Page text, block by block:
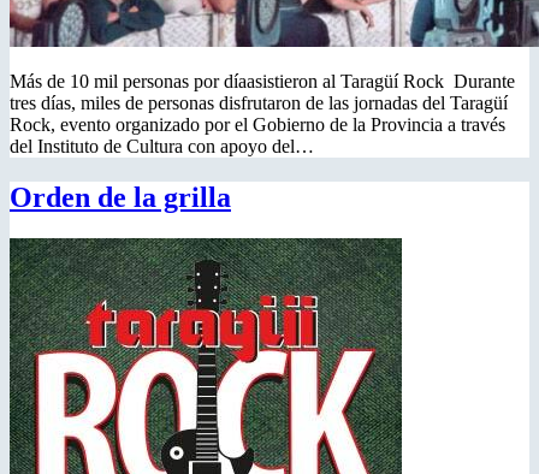
Más de 10 mil personas por díaasistieron al Taragüí Rock Durante
tres días, miles de personas disfrutaron de las jornadas del Taragüí
Rock, evento organizado por el Gobierno de la Provincia a través
del Instituto de Cultura con apoyo del…
Orden de la grilla